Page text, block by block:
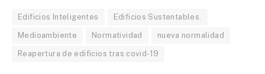
Edificios Inteligentes Edificios Sustentables.
Medioambiente Normatividad nueva normalidad
Reapertura de edificios tras covid-19